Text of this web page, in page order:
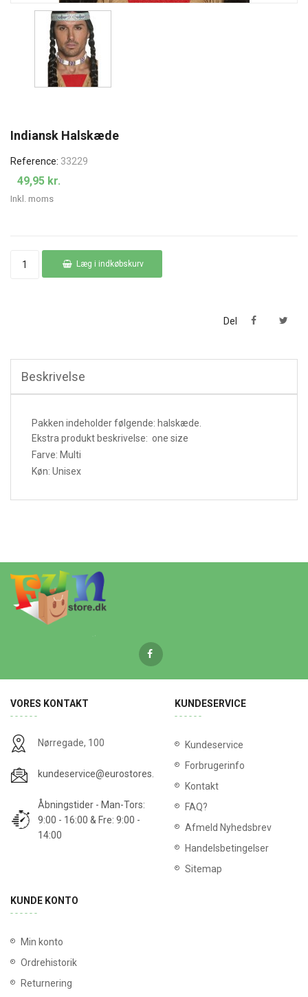
Indiansk Halskæde
Reference: 33229
49,95 kr.
Inkl. moms
Læg i indkøbskurv
Del
Beskrivelse
Pakken indeholder følgende: halskæde.
Ekstra produkt beskrivelse: one size
Farve: Multi
Køn: Unisex
VORES KONTAKT
Nørregade, 100
kundeservice@eurostores.dk
Åbningstider - Man-Tors:
9:00 - 16:00 & Fre: 9:00 -
14:00
KUNDESERVICE
Kundeservice
Forbrugerinfo
Kontakt
FAQ?
Afmeld Nyhedsbrev
Handelsbetingelser
Sitemap
KUNDE KONTO
Min konto
Ordrehistorik
Returnering